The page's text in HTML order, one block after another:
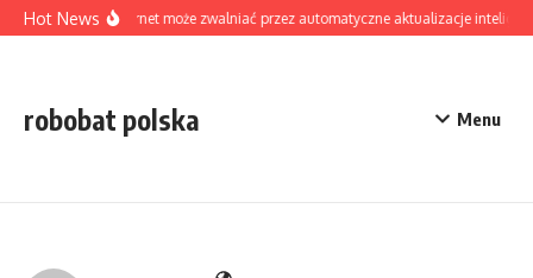
Skip to content
Hot NewsCzy internet może zwalniać przez automatyczne aktualizacje
robobat polska Menu